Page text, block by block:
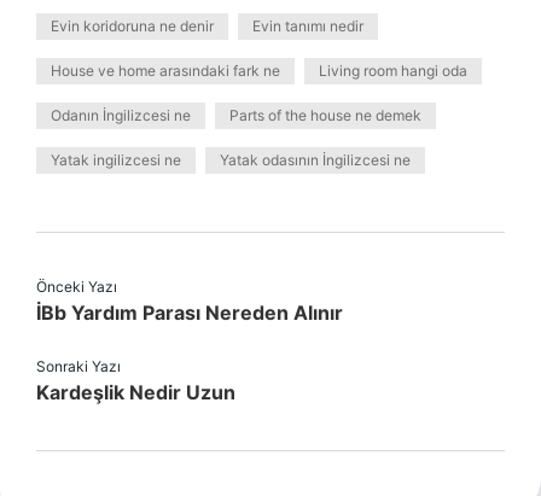
Evin koridoruna ne denir Evin tanımı nedir
House ve home arasındaki fark ne Living room hangi oda
Odanın İngilizcesi ne Parts of the house ne demek
Yatak ingilizcesi ne Yatak odasının İngilizcesi ne
Önceki Yazı
İBb Yardım Parası Nereden Alınır
Sonraki Yazı
Kardeşlik Nedir Uzun